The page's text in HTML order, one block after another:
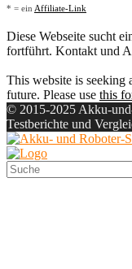
* = ein Affiliate-Link
Diese Webseite sucht
fortführt. Kontakt und
This website is seeking
future. Please use this
© 2015-2025 Akku-
Testberichte und